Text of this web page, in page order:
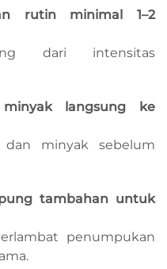
rutin minimal 1–2
dari intensitas
langsung ke
dan minyak sebelum
tambahan untuk
penumpukan